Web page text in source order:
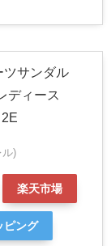
ツサンダル
ディース
ル)
楽天市場
ピング